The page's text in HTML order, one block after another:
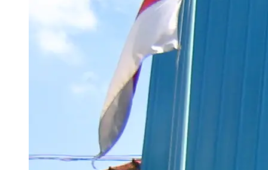
128.000 Orang Ikut War Ticket HUT ke-81 RI, WNI di AS hingga Rusia